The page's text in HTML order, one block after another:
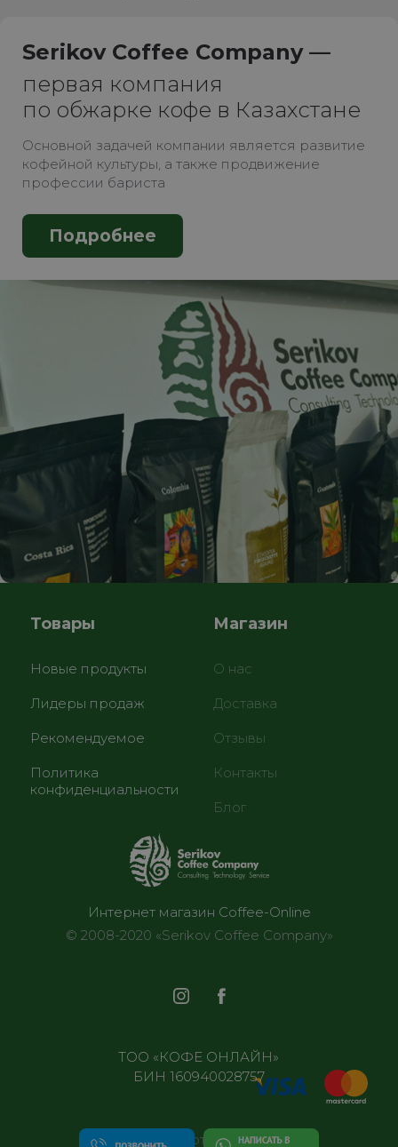
Serikov Coffee Company —
первая компания
по обжарке кофе в Казахстане
Основной задачей компании является развитие
кофейной культуры, а также продвижение
профессии бариста
Подробнее
Товары
Новые продукты
Лидеры продаж
Рекомендуемое
Политика
конфиденциальности
Магазин
О нас
Доставка
Отзывы
Контакты
Блог
Интернет магазин Coffee-Online
© 2008-2020 «Serikov Coffee Company»
ТОО «КОФЕ ОНЛАЙН»
БИН 160940028757
Все отделения